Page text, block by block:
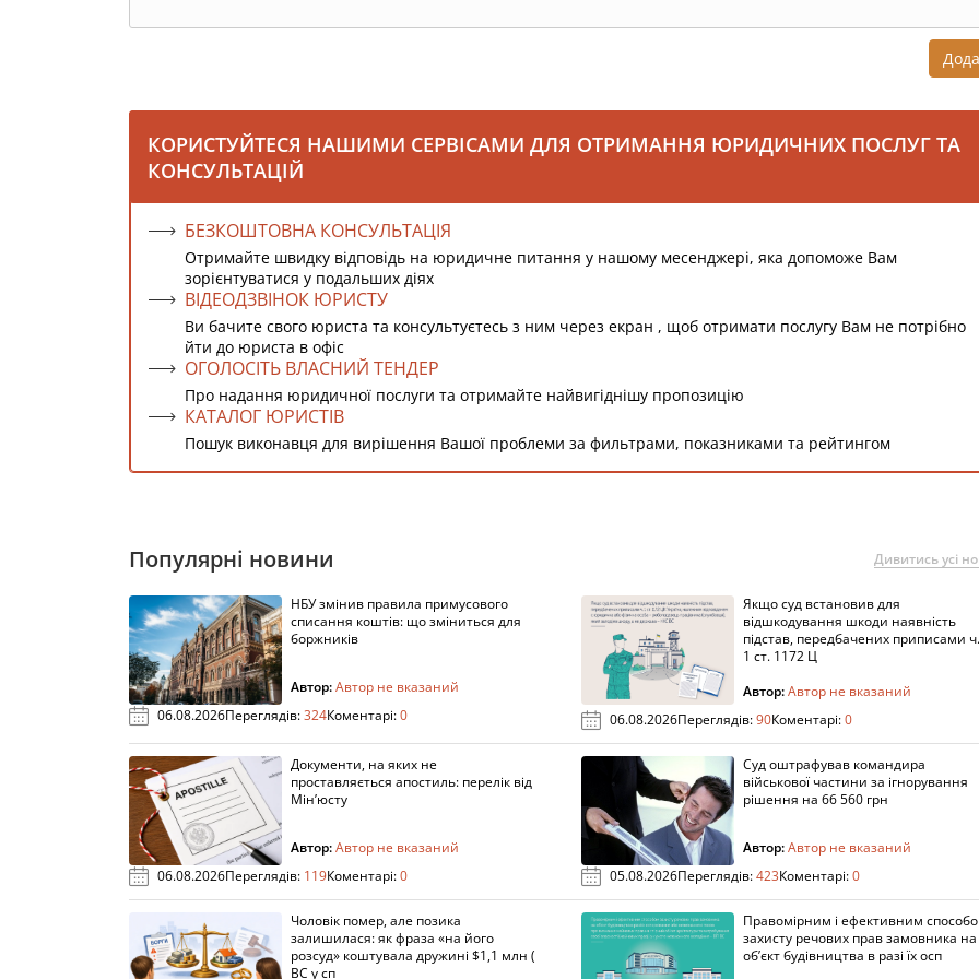
КОРИСТУЙТЕСЯ НАШИМИ СЕРВІСАМИ ДЛЯ ОТРИМАННЯ ЮРИДИЧНИХ ПОСЛУГ ТА
КОНСУЛЬТАЦІЙ
БЕЗКОШТОВНА КОНСУЛЬТАЦІЯ
Отримайте швидку відповідь на юридичне питання у нашому месенджері, яка допоможе Вам
зорієнтуватися у подальших діях
ВІДЕОДЗВІНОК ЮРИСТУ
Ви бачите свого юриста та консультуєтесь з ним через екран , щоб отримати послугу Вам не потрібно
йти до юриста в офіс
ОГОЛОСІТЬ ВЛАСНИЙ ТЕНДЕР
Про надання юридичної послуги та отримайте найвигіднішу пропозицію
КАТАЛОГ ЮРИСТІВ
Пошук виконавця для вирішення Вашої проблеми за фильтрами, показниками та рейтингом
Популярні новини Дивитись усі
НБУ змінив правила примусового
списання коштів: що зміниться для
боржників
Автор:Автор не вказаний
06.08.2026Переглядів:324Коментарі:0
Якщо суд встановив для
відшкодування шкоди наявність
підстав, передбачених приписами ч.
1 ст. 1172 Ц
Автор:Автор не вказаний
06.08.2026Переглядів:90Коментарі:0
Документи, на яких не
проставляється апостиль: перелік від
Мін’юсту
Автор:Автор не вказаний
06.08.2026Переглядів: 119Коментарі:0
Суд оштрафував командира
військової частини за ігнорування
рішення на 66 560 грн
Автор:Автор не вказаний
05.08.2026Переглядів:423Коментарі:0
Чоловік помер, але позика
залишилася: як фраза «на його
розсуд» коштувала дружині $1,1 млн (
ВС у сп
Правомірним і ефективним
захисту речових прав замовника на
об’єкт будівництва в разі їх осп